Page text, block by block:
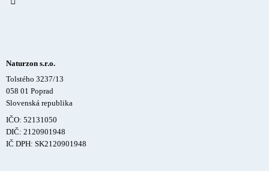
Naturzon s.r.o.
Tolstého 3237/13
058 01 Poprad
Slovenská republika
IČO: 52131050
DIČ: 2120901948
IČ DPH: SK2120901948